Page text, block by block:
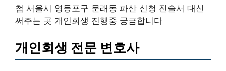
첨 서울시 영등포구 문래동 파산 신청 진술서 대신
써주는 곳 개인회생 진행중 궁금합니다
개인회생 전문 변호사